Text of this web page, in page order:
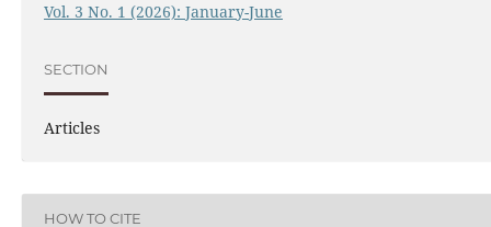
Vol. 3 No. 1 (2026): January-June
SECTION
Articles
HOW TO CITE